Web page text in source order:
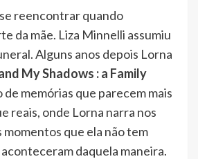
reencontrar quando
da mãe. Liza Minnelli assumiu
Alguns anos depois Lorna
My Shadows : a Family
de memórias que parecem mais
reais, onde Lorna narra nos
que ela não tem
daquela maneira.